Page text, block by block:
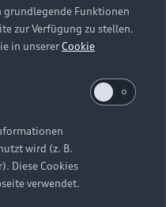
Einstellungen
und Anordnung der
Abbildungen auf dieser
grundlegende Funktionen
zur Verfügung zu stellen.
in unsererCookie
wird (z. B.
Diese Cookies
verwendet.